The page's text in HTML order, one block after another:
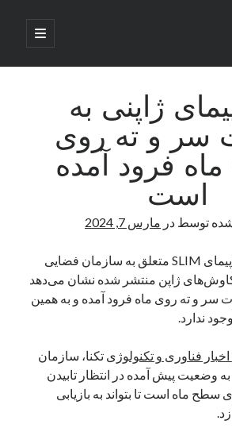
باز
کردن
اصلی
به یکدیگر: تجربه‌ای یکپارچه و کاربردی
بسته‌های اینترنت ایرانسل همزمان با شرایط
ادعای نت‌بلاکس: قطعی اینترنت ایران بیش از 120 ساعت ادامه یافت؛ اتصال
گذشت!
در تعمیرات تخصصی فیس آیدی
ژاپنی به
سر و ته روی
فرود آمده
است
توسط در مارس 7, 2024
تصاویری که از فضاپیمای SLIM متعلق به سازمان فضایی
ژاپن منتشر شده نشان می‌دهد
سر و ته روی ماه فرود آمده و به همین
ندارد.
اخبار فناوری و تکنولوژی تکنا، سازمان
وضعیت پیش آمده در انتظار تابیدن
ماه است تا بتواند به بازیابی